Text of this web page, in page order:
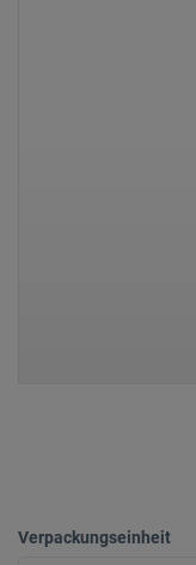
Verpackungseinheit